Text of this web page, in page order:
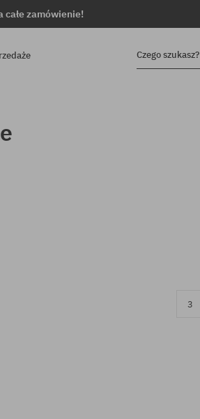
zamówienie!
Czego szukasz?
3